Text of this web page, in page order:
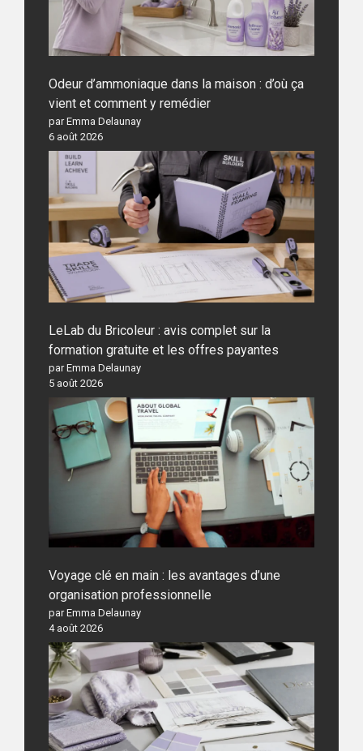
Odeur d’ammoniaque dans la maison : d’où ça
vient et comment y remédier
par Emma Delaunay
6 août 2026
LeLab du Bricoleur : avis complet sur la
formation gratuite et les offres payantes
par Emma Delaunay
5 août 2026
Voyage clé en main : les avantages d’une
organisation professionnelle
par Emma Delaunay
4 août 2026